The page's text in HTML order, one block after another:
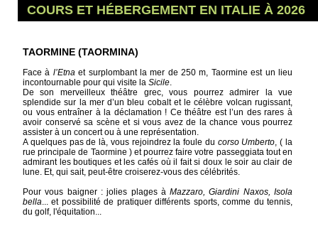
COURS ET HÉBERGEMENT EN ITALIE À 2026
TAORMINE (TAORMINA)
Face à l’Etnaet surplombant la mer de 250 m, Taormine est un lieu
incontournable pour qui visite la Sicile.
De son merveilleux théâtre grec, vous pourrez admirer la vue
splendide sur la mer d’un bleu cobalt et le célèbre volcan rugissant,
ou vous entraîner à la déclamation ! Ce théâtre est l’un des rares à
avoir conservé sa scène et si vous avez de la chance vous pourrez
assister à un concert ou à une représentation.
A quelques pas de là, vous rejoindrez la foule du corso Umberto, ( la
rue principale de Taormine ) et pourrez faire votre passeggiata tout en
admirant les boutiques et les cafés où il fait si doux le soir au clair de
lune. Et, qui sait, peut-être croiserez-vous des célébrités.
Pour vous baigner : jolies plages àMazzaro, Giardini Naxos, Isola
bella... et possibilité de pratiquer différents sports, comme du tennis,
du golf, l'équitation...